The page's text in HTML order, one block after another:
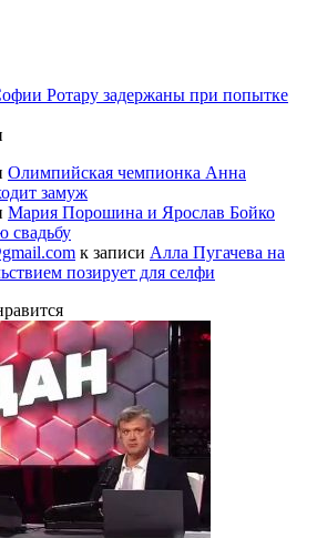
Ротару задержаны при попытке
Олимпийская чемпионка Анна
замуж
Мария Порошина и Ярослав Бойко
свадьбу
к записи Алла Пугачева на
позирует для селфи